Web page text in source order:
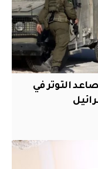
التوتر في